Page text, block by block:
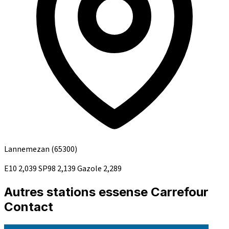
Lannemezan (65300)
E10 2,039SP98 2,139Gazole 2,289
Autres stations essense Carrefour
Contact